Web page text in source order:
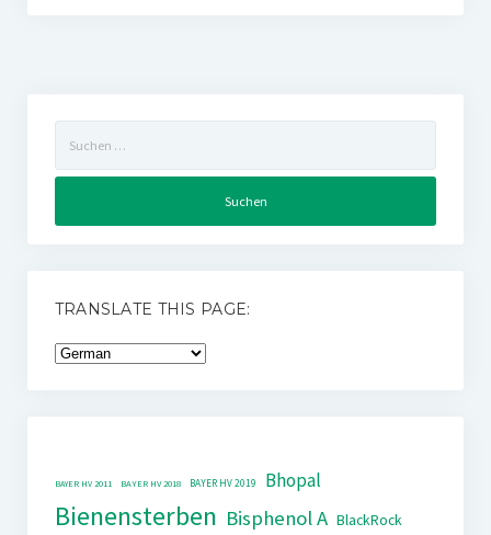
nach:
TRANSLATE THIS PAGE:
BAYER HV 2011 BAYER HV 2018 BAYER HV 2019 Bhopal
Bienensterben Bisphenol A BlackRock